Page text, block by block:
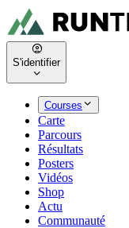
S'identifier
Courses
Carte
Parcours
Résultats
Posters
Vidéos
Shop
Actu
Communauté